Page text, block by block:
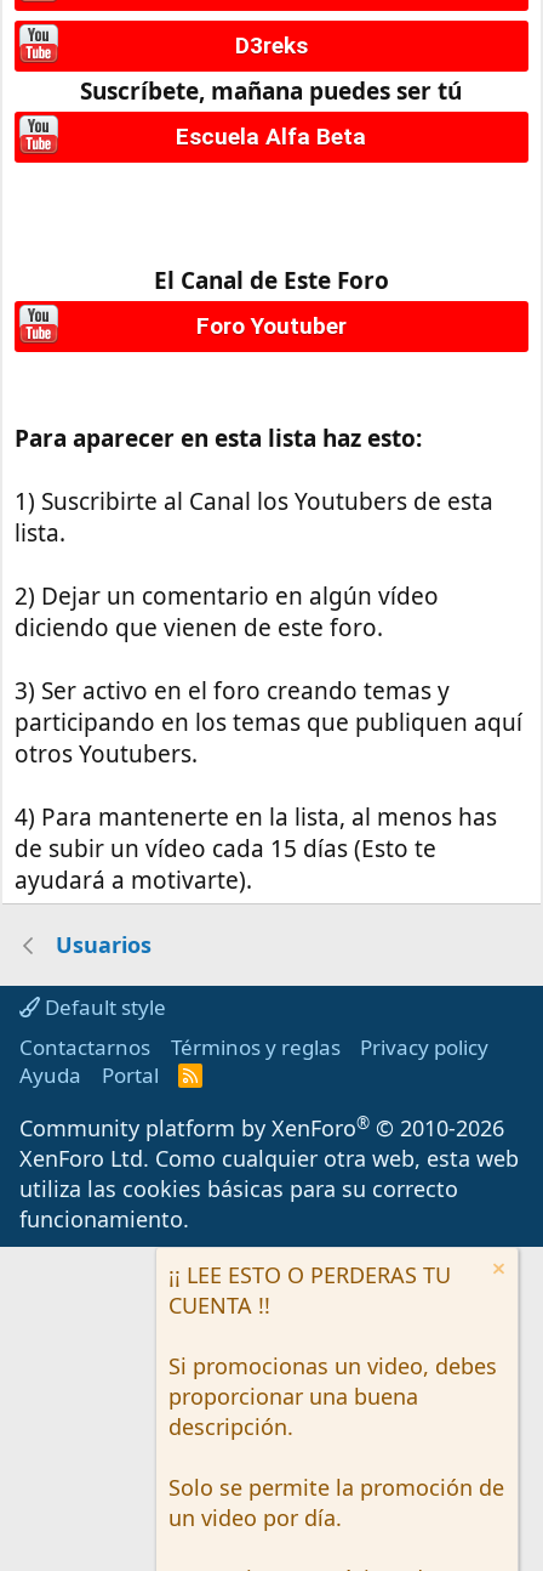
D3reks
Suscríbete, mañana puedes ser tú
Escuela Alfa Beta
El Canal de Este Foro
Foro Youtuber
Para aparecer en esta lista haz esto:
1) Suscribirte al Canal los Youtubers de esta
lista.
2) Dejar un comentario en algún vídeo
diciendo que vienen de este foro.
3) Ser activo en el foro creando temas y
participando en los temas que publiquen aquí
otros Youtubers.
4) Para mantenerte en la lista, al menos has
de subir un vídeo cada 15 días (Esto te
ayudará a motivarte).
Usuarios
Default style
Contactarnos
Términos y reglas
Privacy policy
Ayuda
Portal
R
S
Community platform by XenForo® © 2010-2026
XenForo Ltd. Como cualquier otra web, esta web
utiliza las cookies básicas para su correcto
funcionamiento.
¡¡ LEE ESTO O PERDERAS TU
CUENTA !!
Si promocionas un video, debes
proporcionar una buena
descripción.
Solo se permite la promoción de
un video por día.